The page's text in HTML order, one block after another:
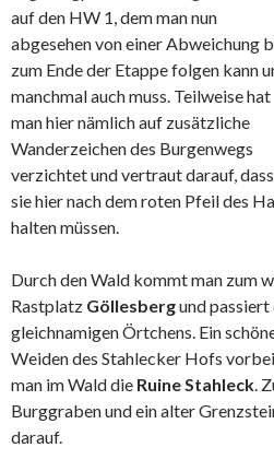
auf den HW 1, dem man nun
abgesehen von einer Abweichung
zum Ende der Etappe folgen kann
manchmal auch muss. Teilweise hat
man hier nämlich auf zusätzliche
Wanderzeichen des Burgenwegs
verzichtet und vertraut darauf,
sie hier nach dem roten Pfeil des
halten müssen.
Durch den Wald kommt man zum
Rastplatz Göllesbergund passiert
gleichnamigen Örtchens. Ein
Weiden des Stahlecker Hofs
man im Wald die Ruine Stahleck.
Burggraben und ein alter
darauf.